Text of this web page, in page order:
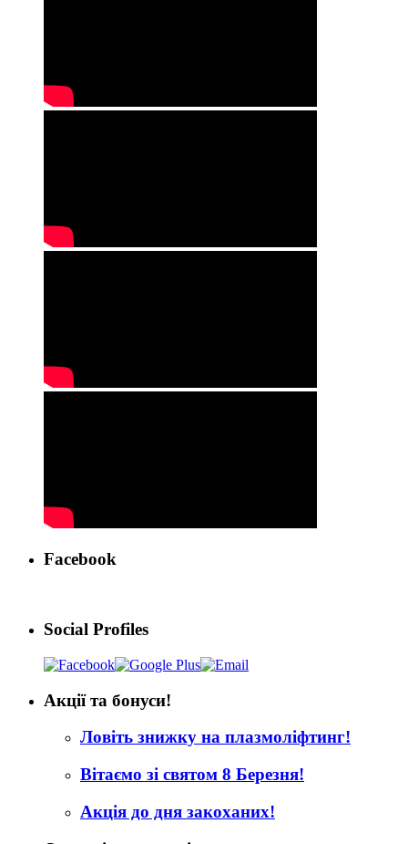
Facebook
Social Profiles
Акції та бонуси!
Ловіть знижку на плазмоліфтинг!
Вітаємо зі святом 8 Березня!
Акція до дня закоханих!